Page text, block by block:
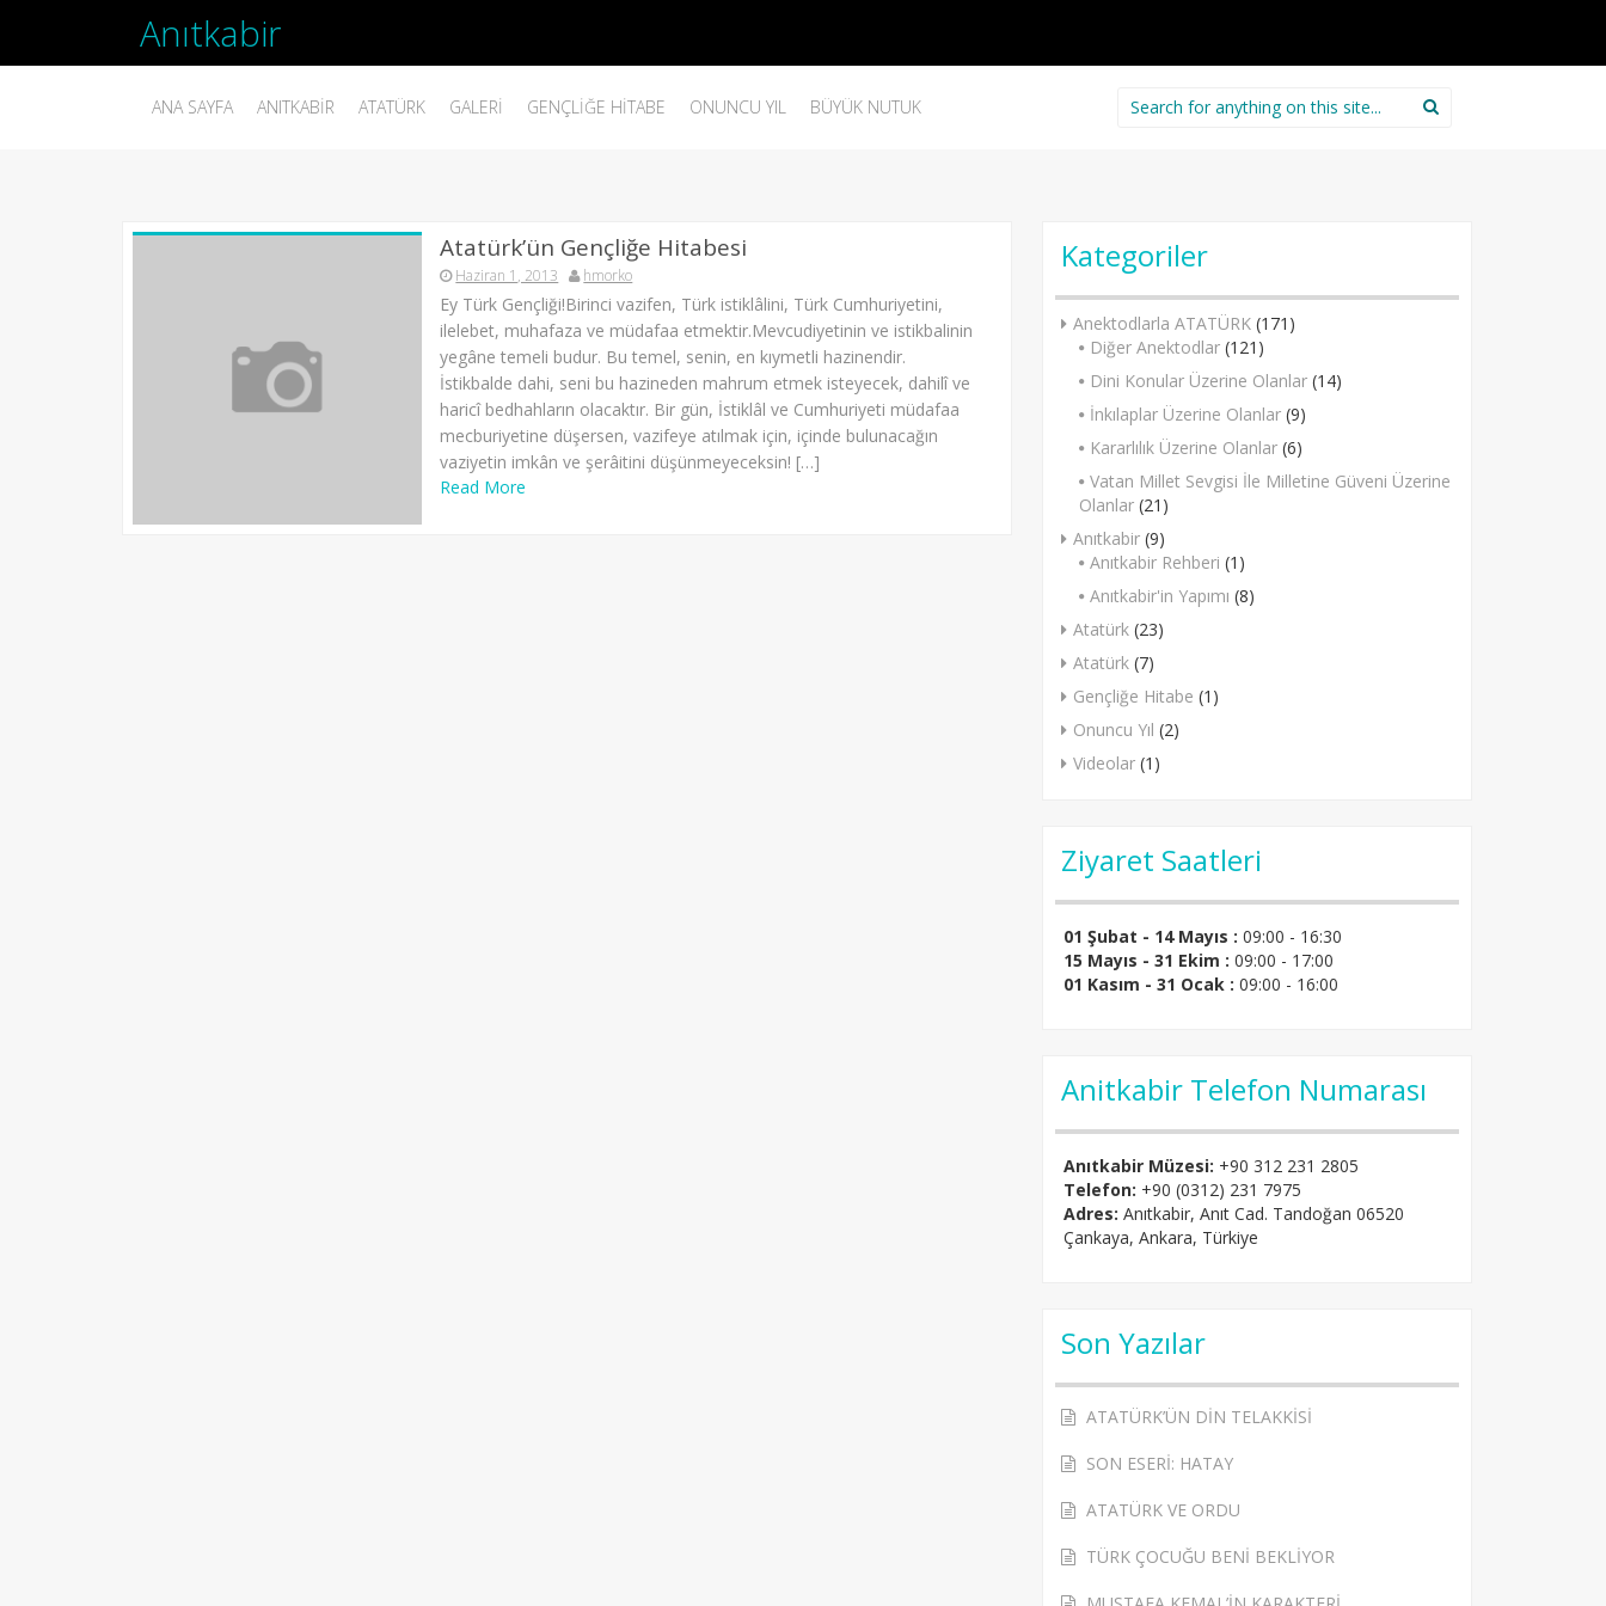
Anıtkabir
ANA SAYFA ANITKABIR ATATÜRK GALERI GENÇLIĞE HITABE ONUNCU YIL BÜYÜK NUTUK
Search
for:
Atatürk’ün Gençliğe Hitabesi
Haziran 1, 2013 hmorko
Ey Türk Gençliği!Birinci vazifen, Türk istiklâlini, Türk Cumhuriyetini,
ilelebet, muhafaza ve müdafaa etmektir.Mevcudiyetinin ve istikbalinin
yegâne temeli budur. Bu temel, senin, en kıymetli hazinendir.
İstikbalde dahi, seni bu hazineden mahrum etmek isteyecek, dahilî ve
haricî bedhahların olacaktır. Bir gün, İstiklâl ve Cumhuriyeti müdafaa
mecburiyetine düşersen, vazifeye atılmak için, içinde bulunacağın
vaziyetin imkân ve şerâitini düşünmeyeceksin! […]
Read More
Kategoriler
Anektodlarla ATATÜRK (171)
Diğer Anektodlar (121)
Dini Konular Üzerine Olanlar (14)
İnkılaplar Üzerine Olanlar (9)
Kararlılık Üzerine Olanlar (6)
Vatan Millet Sevgisi İle Milletine Güveni Üzerine
Olanlar (21)
Anıtkabir (9)
Anıtkabir Rehberi (1)
Anıtkabir'in Yapımı (8)
Atatürk (23)
Atatürk (7)
Gençliğe Hitabe (1)
Onuncu Yıl (2)
Videolar (1)
Ziyaret Saatleri
01 Şubat - 14 Mayıs : 09:00 - 16:30
15 Mayıs - 31 Ekim : 09:00 - 17:00
01 Kasım - 31 Ocak : 09:00 - 16:00
Anitkabir Telefon Numarası
Anıtkabir Müzesi: +90 312 231 2805
Telefon: +90 (0312) 231 7975
Adres: Anıtkabir, Anıt Cad. Tandoğan 06520
Çankaya, Ankara, Türkiye
Son Yazılar
ATATÜRK’ÜN DİN TELAKKİSİ
SON ESERİ: HATAY
ATATÜRK VE ORDU
TÜRK ÇOCUĞU BENİ BEKLİYOR